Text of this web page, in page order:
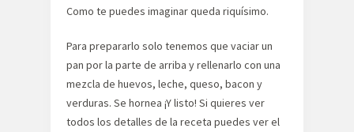
Como te puedes imaginar queda riquísimo.
Para prepararlo solo tenemos que vaciar un
pan por la parte de arriba y rellenarlo con una
mezcla de huevos, leche, queso, bacon y
verduras. Se hornea ¡Y listo! Si quieres ver
todos los detalles de la receta puedes ver el